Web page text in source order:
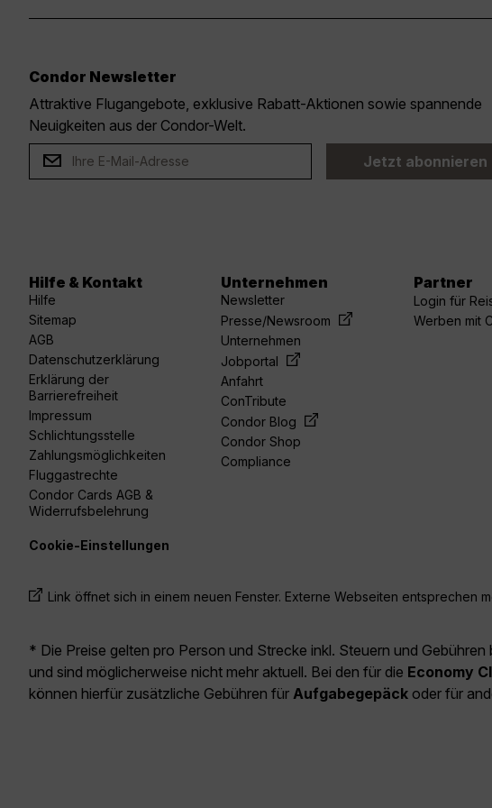
Condor Newsletter
Attraktive Flugangebote, exklusive Rabatt-Aktionen sowie spannende
Neuigkeiten aus der Condor-Welt.
Jetzt abonnieren
Hilfe & Kontakt
Hilfe
Sitemap
AGB
Datenschutzerklärung
Erklärung der
Barrierefreiheit
Impressum
Schlichtungsstelle
Zahlungsmöglichkeiten
Fluggastrechte
Condor Cards AGB &
Widerrufsbelehrung
Unternehmen
Newsletter
Presse/Newsroom
Unternehmen
Jobportal
Anfahrt
ConTribute
Condor Blog
Condor Shop
Compliance
Partner
Login für
Werben mit
Cookie-Einstellungen
Link öffnet sich in einem neuen Fenster. Externe Webseiten entsprechen
* Die Preise gelten pro Person und Strecke inkl. Steuern und
und sind möglicherweise nicht mehr aktuell. Bei den für die Economy
können hierfür zusätzliche Gebühren für Aufgabegepäck oder für